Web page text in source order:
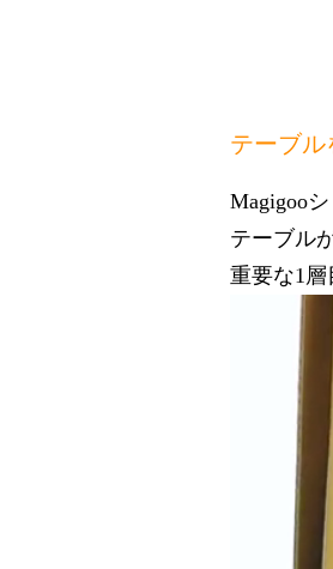
テーブル
Magigoo
テーブル
重要な1層